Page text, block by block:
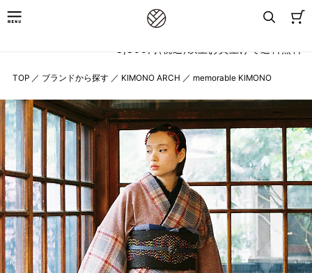
TOP ／ ブランドから探す ／ KIMONO ARCH ／ memorable KIMONO